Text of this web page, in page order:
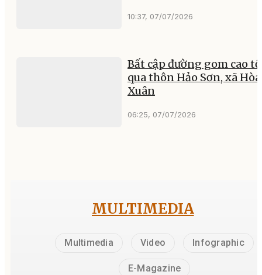
10:37, 07/07/2026
Bất cập đường gom cao
qua thôn Hảo Sơn, xã Hòa
Xuân
06:25, 07/07/2026
MULTIMEDIA
Multimedia Video Infographic
E-Magazine